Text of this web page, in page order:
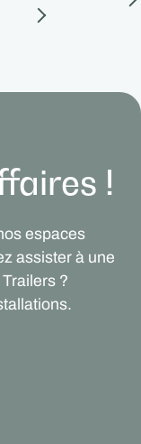
!
espaces
assister à une
?